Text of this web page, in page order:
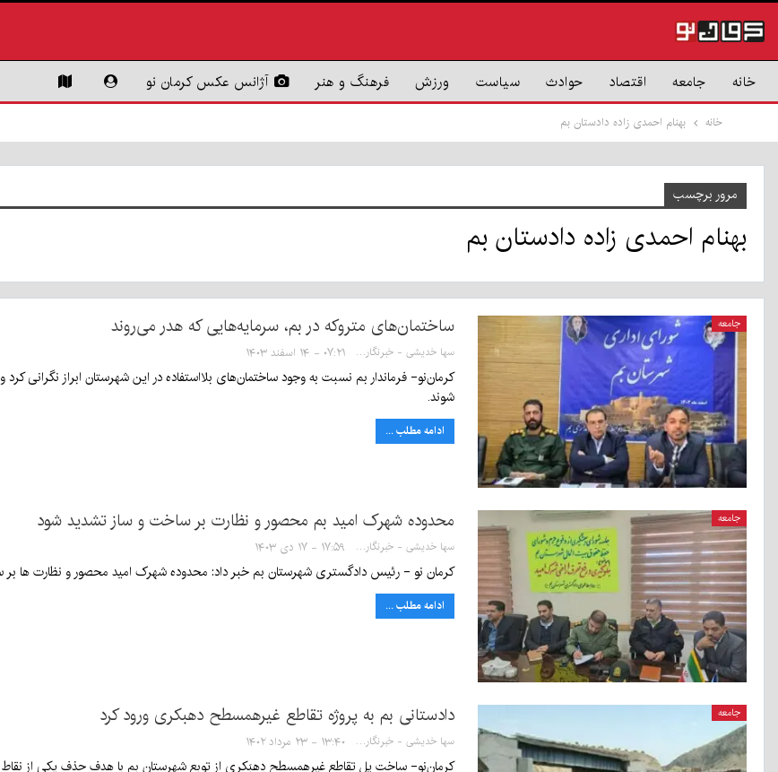
خانه جامعه اقتصاد حوادث سیاست ورزش فرهنگ و هنر آژانس عکس کرمان نو
خانه بهنام احمدی زاده دادستان بم
مرور برچسب
بهنام احمدی زاده دادستان بم
جامعه ساختمان‌های متروکه در بم، سرمایه‌هایی که هدر می‌روند
سها خدیشی - خبرنگار ۰۷:۲۱ - ۱۴ اسفند ۱۴۰۳
کرمان‌نو- فرماندار بم نسبت به وجود ساختمان‌های بلااستفاده در این شهرستان ابراز نگرانی
شوند.
ادامه مطلب ...
جامعه محدوده شهرک امید بم محصور و نظارت بر ساخت و ساز تشدید شود
سها خدیشی - خبرنگار ۱۷:۵۹ - ۱۷ دی ۱۴۰۳
کرمان نو - رئیس دادگستری شهرستان بم خبر داد: محدوده شهرک امید محصور و نظارت ها
ادامه مطلب ...
جامعه دادستانی بم به پروژه تقاطع غیرهمسطح دهبکری ورود کرد
سها خدیشی - خبرنگار ۱۳:۴۰ - ۲۳ مرداد ۱۴۰۲